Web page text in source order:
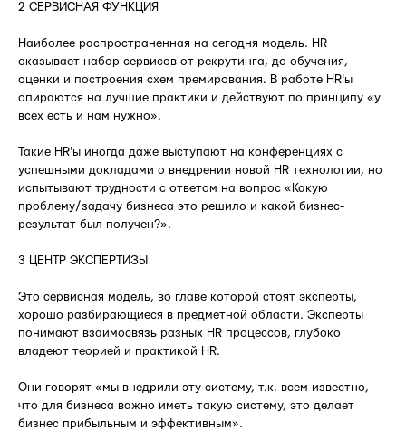
2 СЕРВИСНАЯ ФУНКЦИЯ
Наиболее распространенная на сегодня модель. HR
оказывает набор сервисов от рекрутинга, до обучения,
оценки и построения схем премирования. В работе HR'ы
опираются на лучшие практики и действуют по принципу «у
всех есть и нам нужно».
Такие HR'ы иногда даже выступают на конференциях с
успешными докладами о внедрении новой HR технологии, но
испытывают трудности с ответом на вопрос «Какую
проблему/задачу бизнеса это решило и какой бизнес-
результат был получен?».
3 ЦЕНТР ЭКСПЕРТИЗЫ
Это сервисная модель, во главе которой стоят эксперты,
хорошо разбирающиеся в предметной области. Эксперты
понимают взаимосвязь разных HR процессов, глубоко
владеют теорией и практикой HR.
Они говорят «мы внедрили эту систему, т.к. всем известно,
что для бизнеса важно иметь такую систему, это делает
бизнес прибыльным и эффективным».